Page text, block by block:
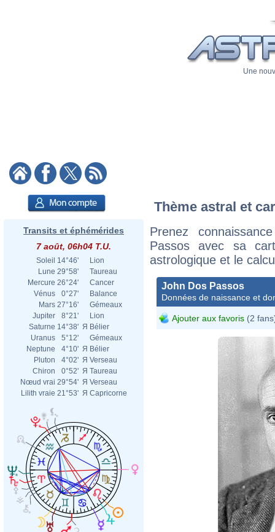
Une
Transits et éphémérides
7 août, 06h04 T.U.
Soleil 14°46'
Lion
Lune 29°58'
Taureau
Mercure 26°24'
Cancer
Vénus
0°27'
Balance
Mars 27°16'
Gémeaux
Jupiter
8°21'
Lion
Saturne 14°38' Я Bélier
Uranus
5°12'
Gémeaux
Neptune
4°10' Я Bélier
Pluton
4°02' Я Verseau
Chiron
0°52' Я Taureau
Nœud vrai 29°54' Я Verseau
Lilith vraie 21°53' Я Capricorne
Thème astral et
Prenez
Passos avec sa
astrologique et le
John Dos Passos
Données de naissance et
Ajouter aux favoris (2